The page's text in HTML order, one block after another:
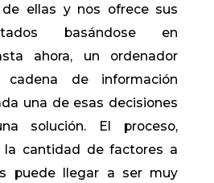
ellas y nos ofrece sus
basándose en
ahora, un ordenador
cadena de información
una de esas decisiones
solución. El proceso,
la cantidad de factores a
puede llegar a ser muy